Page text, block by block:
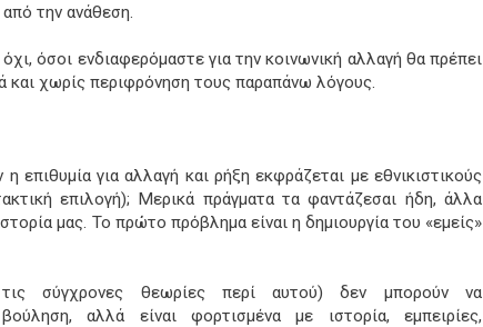
την ανάθεση.
όσοι ενδιαφερόμαστε για την κοινωνική αλλαγή θα πρέπει
και χωρίς περιφρόνηση τους παραπάνω λόγους.
επιθυμία για αλλαγή και ρήξη εκφράζεται με εθνικιστικούς
επιλογή); Μερικά πράγματα τα φαντάζεσαι ήδη, άλλα
μας. Το πρώτο πρόβλημα είναι η δημιουργία του «εμείς»
σύγχρονες θεωρίες περί αυτού) δεν μπορούν να
αλλά είναι φορτισμένα με ιστορία, εμπειρίες,